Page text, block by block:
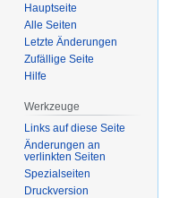
Hauptseite
Alle Seiten
Letzte Änderungen
Zufällige Seite
Hilfe
Werkzeuge
Links auf diese Seite
Änderungen an
verlinkten Seiten
Spezialseiten
Druckversion